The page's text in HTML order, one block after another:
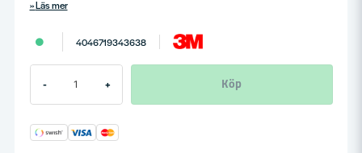
Läs mer
4046719343638
- + Köp